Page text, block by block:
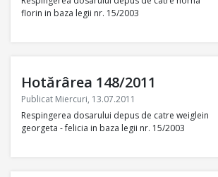
florin in baza legii nr. 15/2003
Hotărârea 148/2011
Publicat Miercuri, 13.07.2011
Respingerea dosarului depus de catre weiglein
georgeta - felicia in baza legii nr. 15/2003